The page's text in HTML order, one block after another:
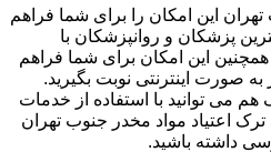
این امکان را برای شما فراهم
پزشکان و روانپزشکان با
این امکان برای شما فراهم
صورت اینترنتی نوبت بگیرید.
هم می توانید با استفاده از خدمات
اعتیاد مواد مخدر جنوب تهران
داشته باشید.